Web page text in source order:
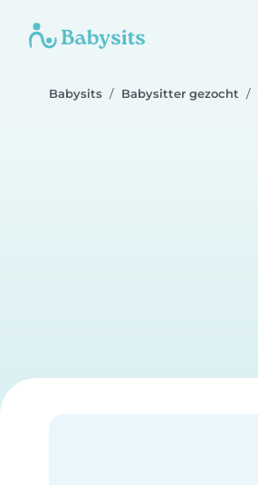
Babysits Babysitter gezocht